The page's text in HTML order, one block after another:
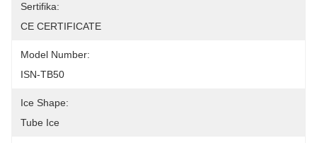
Sertifika:
CE CERTIFICATE
Model Number:
ISN-TB50
Ice Shape:
Tube Ice